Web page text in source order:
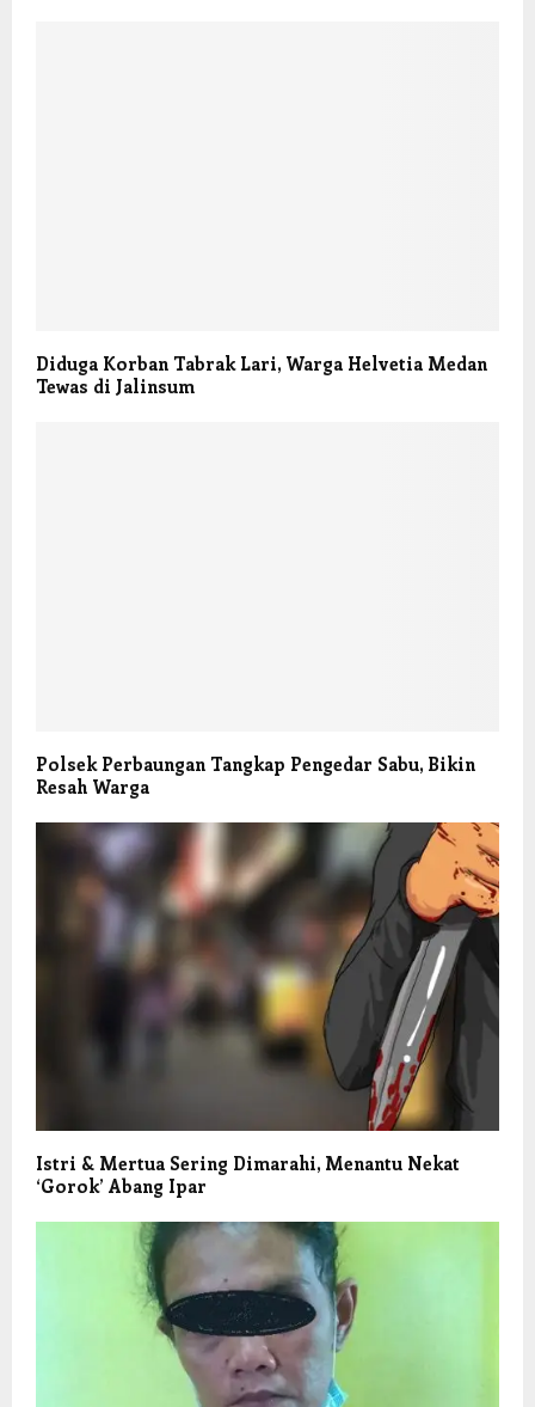
Diduga Korban Tabrak Lari, Warga Helvetia Medan
Tewas di Jalinsum
Polsek Perbaungan Tangkap Pengedar Sabu, Bikin
Resah Warga
Istri & Mertua Sering Dimarahi, Menantu Nekat
‘Gorok’ Abang Ipar